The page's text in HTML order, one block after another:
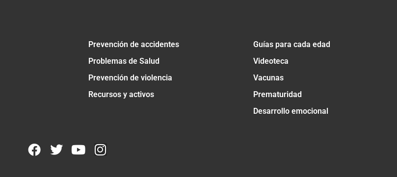
Prevención de accidentes
Problemas de Salud
Prevención de violencia
Recursos y activos
Guías para cada edad
Videoteca
Vacunas
Prematuridad
Desarrollo emocional